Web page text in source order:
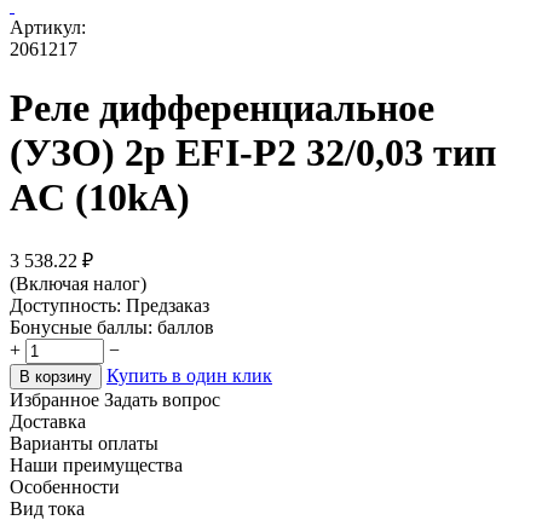
Артикул:
2061217
Реле дифференциальное
(УЗО) 2р EFI-P2 32/0,03 тип
AC (10kA)
3 538.22 ₽
(Включая налог)
Доступность: Предзаказ
Бонусные баллы: баллов
+
−
В корзину
Купить в один клик
Избранное Задать вопрос
Доставка
Варианты оплаты
Наши преимущества
Особенности
Вид тока